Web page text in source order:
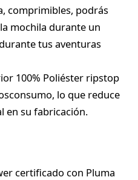
comprimibles, podrás
mochila durante un
tus aventuras
100% Poliéster ripstop
lo que reduce
en su fabricación.
certificado con Pluma